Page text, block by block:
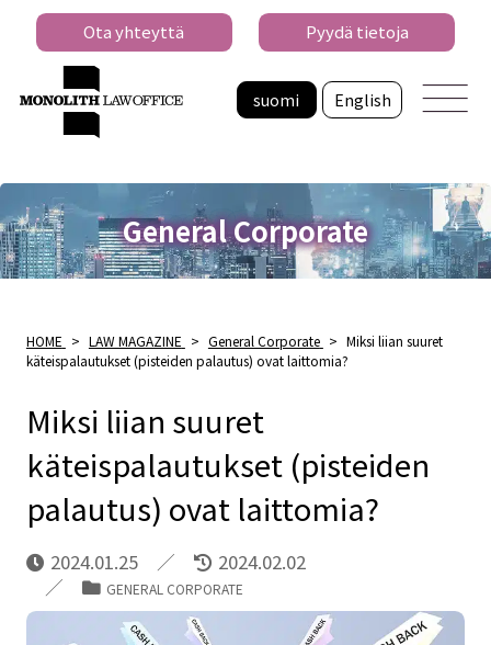
suomi English
Ota yhteyttä Pyydä tietoja
General Corporate
HOME > LAW MAGAZINE > General Corporate > Miksi liian suuret
käteispalautukset (pisteiden palautus) ovat laittomia?
Miksi liian suuret
käteispalautukset (pisteiden
palautus) ovat laittomia?
2024.01.25 2024.02.02
GENERAL CORPORATE